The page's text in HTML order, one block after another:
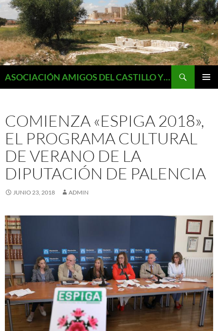
Saltar
al
contenido
ASOCIACIÓN AMIGOS DEL CASTILLO Y MONUMENTOS DE FUENTES DE VALDEPERO
COMIENZA «ESPIGA 2018»,
EL PROGRAMA CULTURAL
DE VERANO DE LA
DIPUTACIÓN DE PALENCIA
JUNIO 23, 2018 ADMIN